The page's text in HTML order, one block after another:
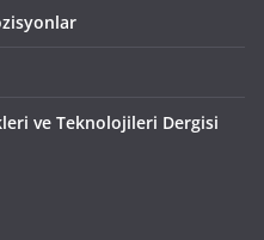
ve Teknolojileri Dergisi